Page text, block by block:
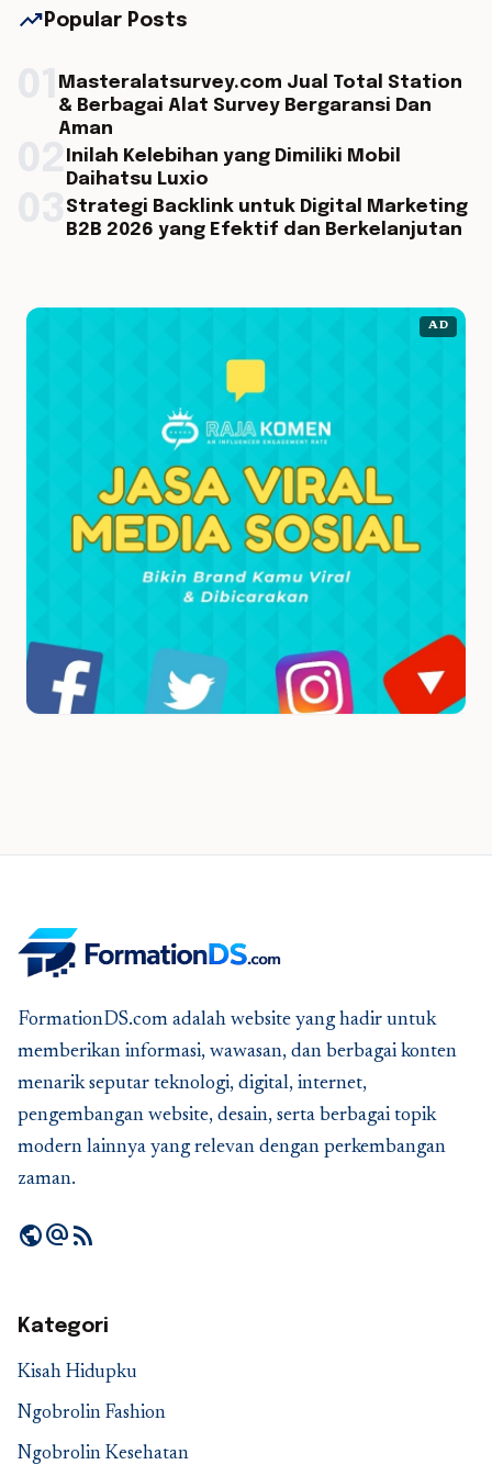
trending_up Popular Posts
Masteralatsurvey.com Jual Total Station
& Berbagai Alat Survey Bergaransi Dan
Aman
Inilah Kelebihan yang Dimiliki Mobil
Daihatsu Luxio
Strategi Backlink untuk Digital Marketing
B2B 2026 yang Efektif dan Berkelanjutan
AD
FormationDS.com adalah website yang hadir untuk
memberikan informasi, wawasan, dan berbagai konten
menarik seputar teknologi, digital, internet,
pengembangan website, desain, serta berbagai topik
modern lainnya yang relevan dengan perkembangan
zaman.
publicalternate_emailrss_feed
Kategori
Kisah Hidupku
Ngobrolin Fashion
Ngobrolin Kesehatan